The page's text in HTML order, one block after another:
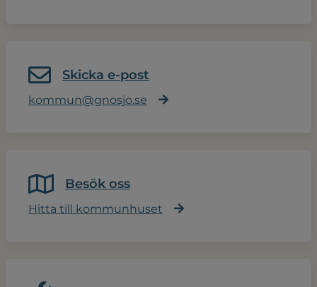
Skicka e-post
kommun@gnosjo.se
Besök oss
Hitta till kommunhuset